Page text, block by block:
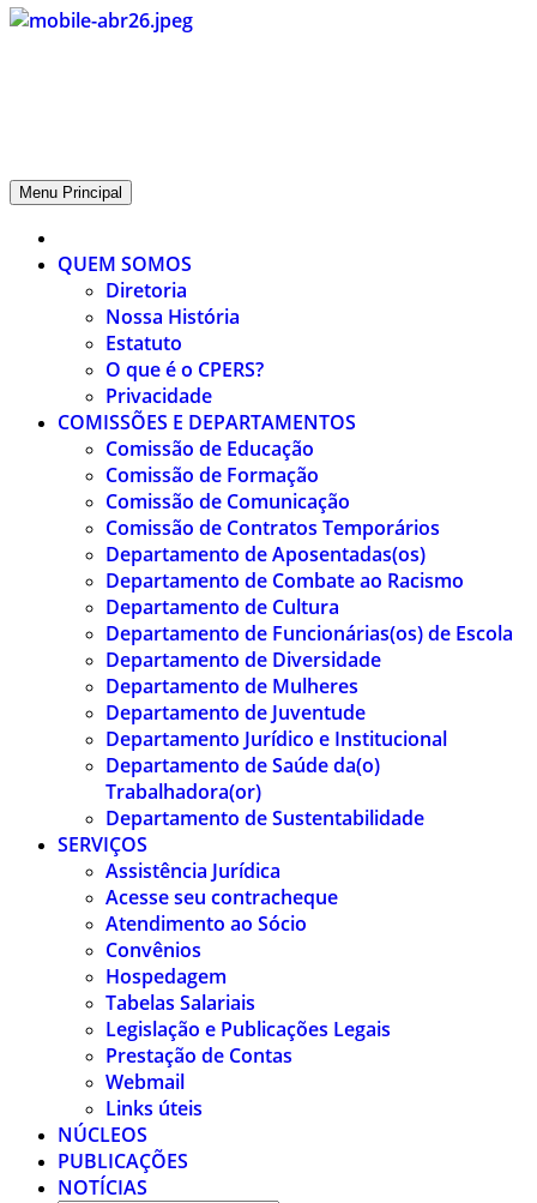
CPERS – Sindicato
CPERS – Sindicato dos Professores e Funcionários de escola do
Menu Principal
QUEM SOMOS
Diretoria
Nossa História
Estatuto
O que é o CPERS?
Privacidade
COMISSÕES E DEPARTAMENTOS
Comissão de Educação
Comissão de Formação
Comissão de Comunicação
Comissão de Contratos Temporários
Departamento de Aposentadas(os)
Departamento de Combate ao Racismo
Departamento de Cultura
Departamento de Funcionárias(os) de Escola
Departamento de Diversidade
Departamento de Mulheres
Departamento de Juventude
Departamento Jurídico e Institucional
Departamento de Saúde da(o)
Trabalhadora(or)
Departamento de Sustentabilidade
SERVIÇOS
Assistência Jurídica
Acesse seu contracheque
Atendimento ao Sócio
Convênios
Hospedagem
Tabelas Salariais
Legislação e Publicações Legais
Prestação de Contas
Webmail
Links úteis
NÚCLEOS
PUBLICAÇÕES
NOTÍCIAS